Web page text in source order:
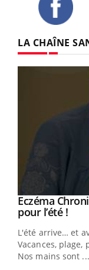
LA CHAÎNE
Youtube
Eczéma
pour l’été !
L'été arrive… et
Vacances,
Nos mains sont ...